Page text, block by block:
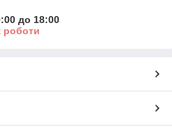
до 18:00
роботи